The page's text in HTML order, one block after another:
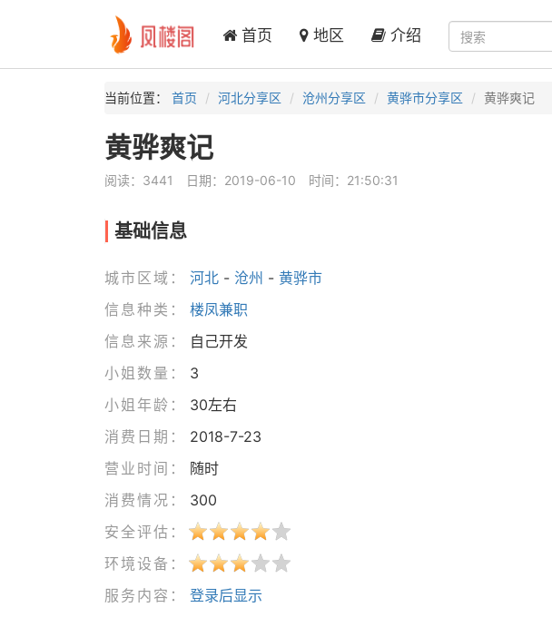
首页 地区 介绍
当前位置： 首页 河北分享区 沧州分享区 黄骅市分享区 黄骅爽记
黄骅爽记
阅读：3441 日期：2019-06-10 时间：21:50:31
基础信息
城市区域： 河北- 沧州 - 黄骅市
信息种类：
楼凤兼职
信息来源：
自己开发
小姐数量：
3
小姐年龄：
30左右
消费日期：
2018-7-23
营业时间：
随时
消费情况：
300
安全评估：
环境设备：
服务内容：
登录后显示